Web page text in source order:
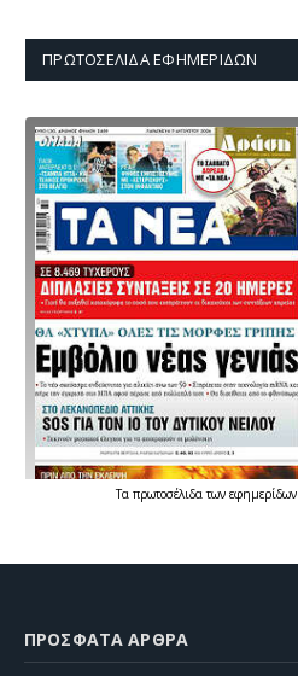
ΠΡΩΤΟΣΈΛΙΔΑ ΕΦΗΜΕΡΊΔΩΝ
Τα πρωτοσέλιδατων εφημερίδων
ΠΡΌΣΦΑΤΑ ΆΡΘΡΑ